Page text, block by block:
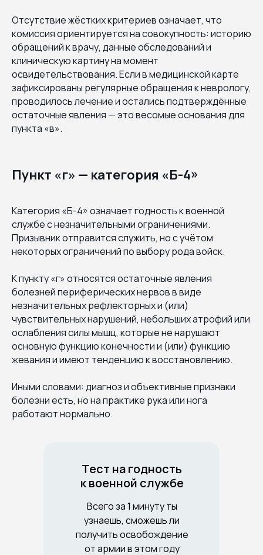
Отсутствие жёстких критериев означает, что
комиссия ориентируется на совокупность: историю
обращений к врачу, данные обследований и
клиническую картину на момент
освидетельствования. Если в медицинской карте
зафиксированы регулярные обращения к неврологу,
проводилось лечение и остались подтверждённые
остаточные явления — это весомые основания для
пункта «в».
Пункт «г» — категория «Б-4»
Категория «Б-4» означает годность к военной
службе с незначительными ограничениями.
Призывник отправится служить, но с учётом
некоторых ограничений по выбору рода войск.
К пункту «г» относятся остаточные явления
болезней периферических нервов в виде
незначительных рефлекторных и (или)
чувствительных нарушений, небольших атрофий или
ослабления силы мышц, которые не нарушают
основную функцию конечности и (или) функцию
жевания и имеют тенденцию к восстановлению.
Иными словами: диагноз и объективные признаки
болезни есть, но на практике рука или нога
работают нормально.
Тест на годность
к военной службе
Всего за 1 минуту ты
узнаешь, сможешь ли
получить освобождение
от армии в этом году